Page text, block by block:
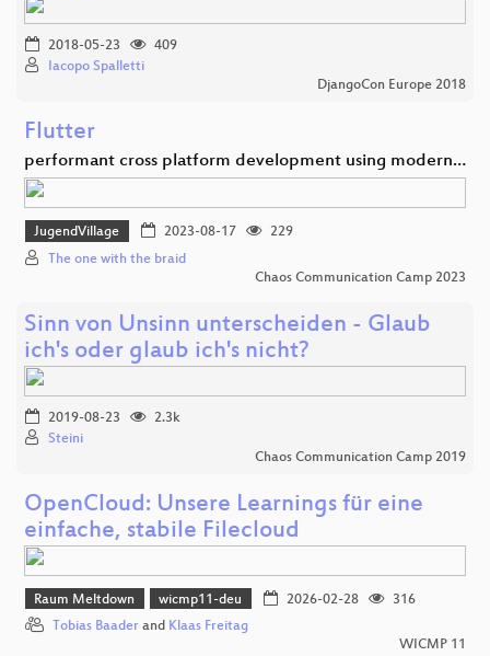
2018-05-23
409
Iacopo Spalletti
DjangoCon Europe 2018
Flutter
performant cross platform development using modern…
JugendVillage 2023-08-17
229
The one with the braid
Chaos Communication Camp 2023
Sinn von Unsinn unterscheiden - Glaub
ich's oder glaub ich's nicht?
2019-08-23
2.3k
Steini
Chaos Communication Camp 2019
OpenCloud: Unsere Learnings für eine
einfache, stabile Filecloud
Raum Meltdown wicmp11-deu 2026-02-28
316
Tobias Baader and Klaas Freitag
WICMP 11